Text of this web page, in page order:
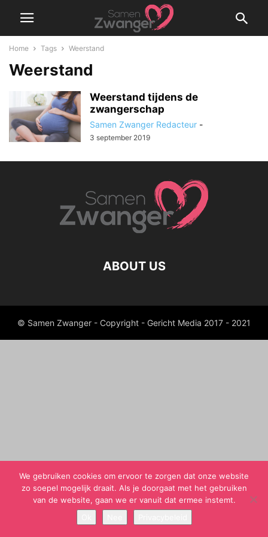
Home Tags Weerstand
Weerstand
Weerstand tijdens de
zwangerschap
Samen Zwanger Redacteur -
3 september 2019
ABOUT US
© Samen Zwanger - Copyright - Gericht Media 2017 - 2021
We gebruiken cookies om ervoor te zorgen dat onze website
zo soepel mogelijk draait. Als je doorgaat met het gebruiken
van de website, gaan we er vanuit dat ermee instemt.